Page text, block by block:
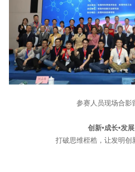
参赛人员现场合影
创新•成长•发展
打破思维桎梏，让发明创